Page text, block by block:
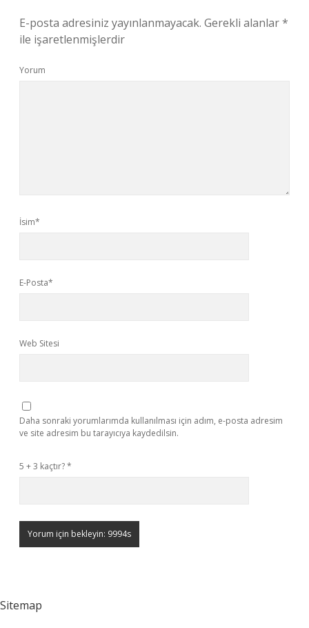
E-posta adresiniz yayınlanmayacak. Gerekli alanlar*
ile işaretlenmişlerdir
Yorum
İsim*
E-Posta*
Web Sitesi
Daha sonraki yorumlarımda kullanılması için adım, e-posta adresim
ve site adresim bu tarayıcıya kaydedilsin.
5 + 3 kaçtır?*
Sitemap